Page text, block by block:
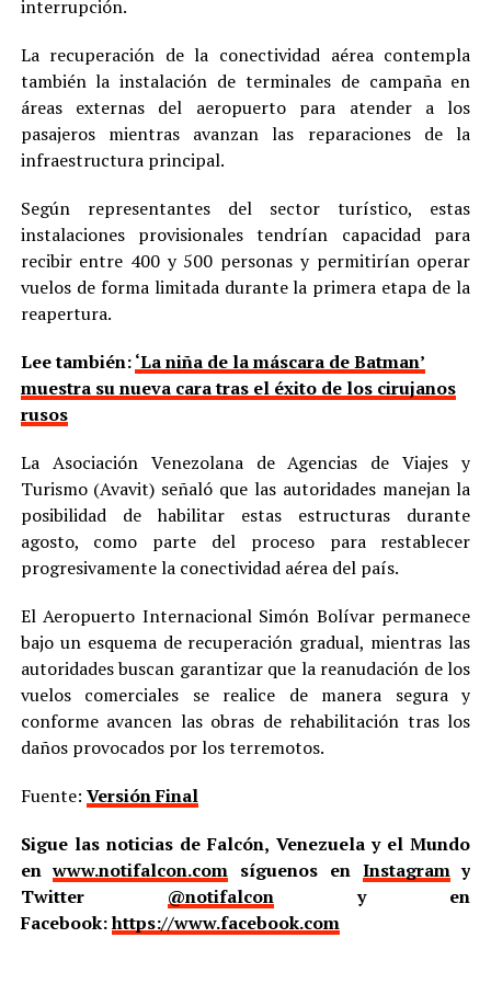
interrupción.
La recuperación de la conectividad aérea contempla
también la instalación de terminales de campaña en
áreas externas del aeropuerto para atender a los
pasajeros mientras avanzan las reparaciones de la
infraestructura principal.
Según representantes del sector turístico, estas
instalaciones provisionales tendrían capacidad para
recibir entre 400 y 500 personas y permitirían operar
vuelos de forma limitada durante la primera etapa de la
reapertura.
Lee también:‘La niña de la máscara de Batman’
muestra su nueva cara tras el éxito de los cirujanos
rusos
La Asociación Venezolana de Agencias de Viajes y
Turismo (Avavit) señaló que las autoridades manejan la
posibilidad de habilitar estas estructuras durante
agosto, como parte del proceso para restablecer
progresivamente la conectividad aérea del país.
El Aeropuerto Internacional Simón Bolívar permanece
bajo un esquema de recuperación gradual, mientras las
autoridades buscan garantizar que la reanudación de los
vuelos comerciales se realice de manera segura y
conforme avancen las obras de rehabilitación tras los
daños provocados por los terremotos.
Fuente: Versión Final
Sigue las noticias de Falcón, Venezuela y el Mundo
enwww.notifalcon.com síguenos en Instagramy
Twitter @notifalcony en
Facebook:https://www.facebook.com